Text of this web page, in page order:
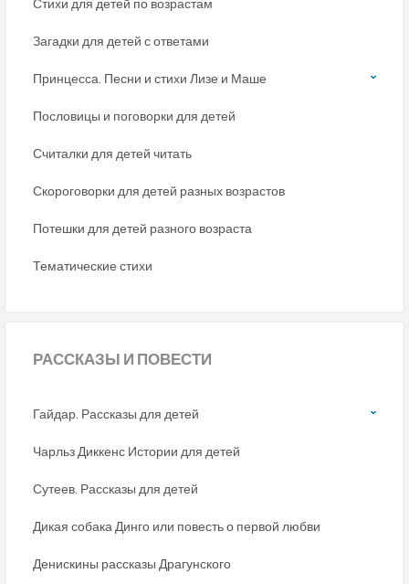
Стихи для детей по возрастам
Загадки для детей с ответами
Принцесса. Песни и стихи Лизе и Маше
Пословицы и поговорки для детей
Считалки для детей читать
Скороговорки для детей разных возрастов
Потешки для детей разного возраста
Тематические стихи
РАССКАЗЫ И ПОВЕСТИ
Гайдар. Рассказы для детей
Чарльз Диккенс Истории для детей
Сутеев. Рассказы для детей
Дикая собака Динго или повесть о первой любви
Денискины рассказы Драгунского